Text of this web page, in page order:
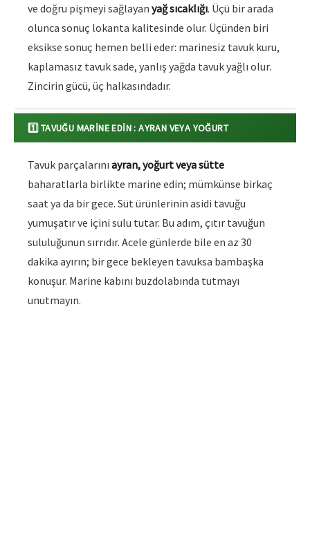
ve doğru pişmeyi sağlayan yağ sıcaklığı. Üçü bir arada
olunca sonuç lokanta kalitesinde olur. Üçünden biri
eksikse sonuç hemen belli eder: marinesiz tavuk kuru,
kaplamasız tavuk sade, yanlış yağda tavuk yağlı olur.
Zincirin gücü, üç halkasındadır.
1️⃣ TAVUĞU MARINE EDIN : AYRAN VEYA YOĞURT
Tavuk parçalarını ayran, yoğurt veya sütte
baharatlarla birlikte marine edin; mümkünse birkaç
saat ya da bir gece. Süt ürünlerinin asidi tavuğu
yumuşatır ve içini sulu tutar. Bu adım, çıtır tavuğun
sululuğunun sırrıdır. Acele günlerde bile en az 30
dakika ayırın; bir gece bekleyen tavuksa bambaşka
konuşur. Marine kabını buzdolabında tutmayı
unutmayın.